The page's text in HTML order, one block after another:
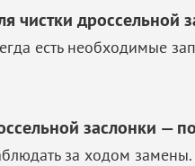
чистки дроссельной
есть необходимые
заслонки —
за ходом замены.